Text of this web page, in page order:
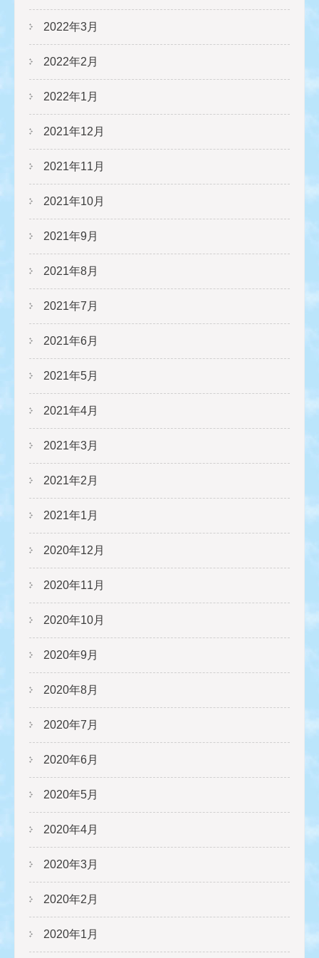
2022年3月
2022年2月
2022年1月
2021年12月
2021年11月
2021年10月
2021年9月
2021年8月
2021年7月
2021年6月
2021年5月
2021年4月
2021年3月
2021年2月
2021年1月
2020年12月
2020年11月
2020年10月
2020年9月
2020年8月
2020年7月
2020年6月
2020年5月
2020年4月
2020年3月
2020年2月
2020年1月